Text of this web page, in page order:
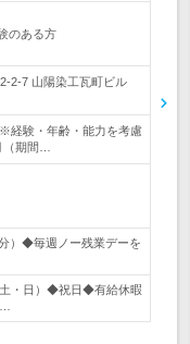
のある方
2-7 山陽染工瓦町ビル
経験・年齢・能力を考慮
期間…
）◆毎週ノー残業デーを
土・日）◆祝日◆有給休暇